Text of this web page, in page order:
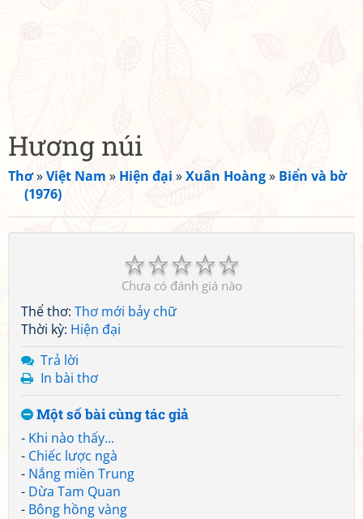
Hương núi
Thơ»Việt Nam » Hiện đại »Xuân Hoàng» Biển và bờ
(1976)
☆
☆
☆
☆
☆
Chưa có đánh giá nào
Thể thơ: Thơ mới bảy chữ
Thời kỳ: Hiện đại
Trả lời
In bài thơ
Một số bài cùng tác giả
- Khi nào thấy...
- Chiếc lược ngà
- Nắng miền Trung
- Dừa Tam Quan
- Bông hồng vàng